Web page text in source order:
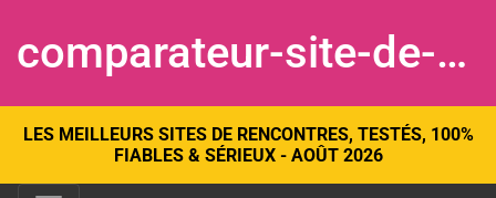
comparateur-site-de-rencontre.com
LES MEILLEURS SITES DE RENCONTRES, TESTÉS, 100%
FIABLES & SÉRIEUX - AOÛT 2026